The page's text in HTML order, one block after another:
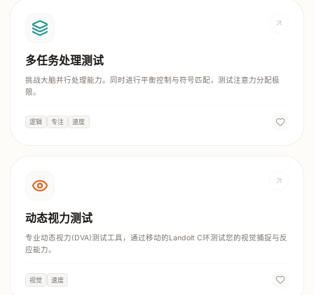
多任务处理测试
挑战大脑并行处理能力。同时进行平衡控制与符号匹配，测试注意力分配极
限。
逻辑 专注 速度
动态视力测试
专业动态视力(DVA)测试工具，通过移动的Landolt C环测试您的视觉捕捉与反
应能力。
视觉 速度